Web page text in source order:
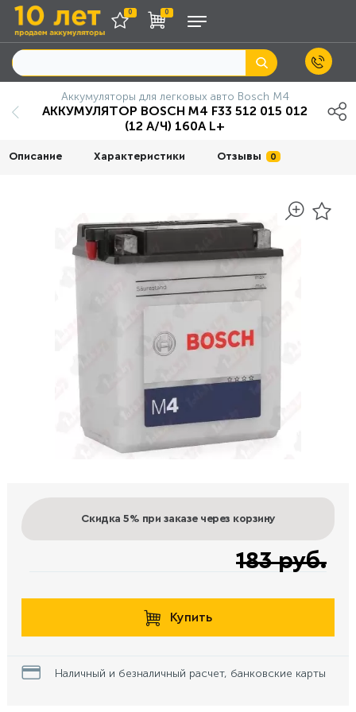
0 0
Аккумуляторы для легковых авто Bosch M4
АККУМУЛЯТОР BOSCH M4 F33 512 015 012
(12 А/Ч) 160A L+
Описание Характеристики Отзывы 0
Скидка 5% при заказе через корзину
183 руб.
Купить
Наличный и безналичный расчет, банковские карты